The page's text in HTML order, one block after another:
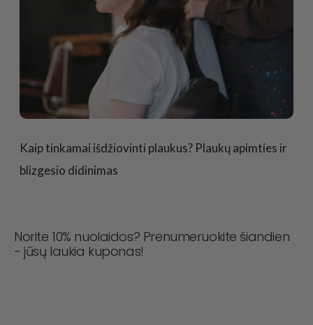
Kaip tinkamai išdžiovinti plaukus? Plaukų apimties ir
blizgesio didinimas
Norite 10% nuolaidos? Prenumeruokite šiandien
- jūsų laukia kuponas!